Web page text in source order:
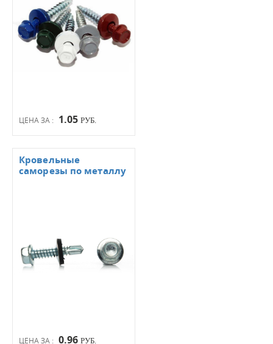
ЦЕНА ЗА : 1.05 РУБ.
ЦЕНА ЗА : 0.96 РУБ.
Кровельные
саморезы по металлу